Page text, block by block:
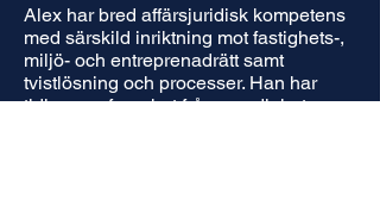
Alex har bred affärsjuridisk kompetens
med särskild inriktning mot fastighets-,
miljö- och entreprenadrätt samt
tvistlösning och processer. Han har
tidigare erfarenhet från myndighet,